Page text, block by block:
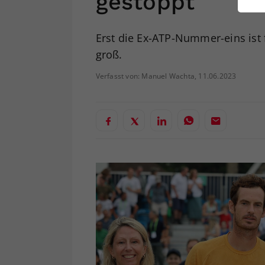
Erst die Ex-ATP-Nummer-eins
groß.
Verfasst von: Manuel Wachta, 11.06.2023